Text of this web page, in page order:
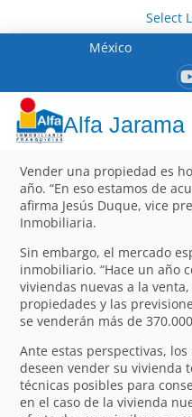
Select
México
Alfa Jarama
Vender una propiedad es
año. “En eso estamos de
afirma Jesús Duque, vice
Inmobiliaria.
Sin embargo, el mercado
inmobiliario. “Hace un año
viviendas nuevas a la
propiedades y las
se venderán más de
Ante estas perspectivas,
deseen vender su vivienda
técnicas posibles para
en el caso de la vivienda